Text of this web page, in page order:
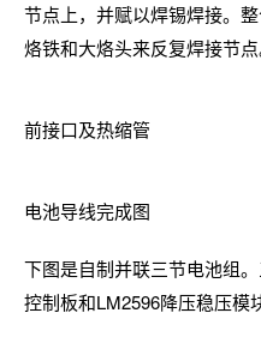
节点上，并赋以焊锡焊接。
烙铁和大烙头来反复焊接节点
前接口及热缩管
电池导线完成图
下图是自制并联三节电池组
控制板和LM2596降压稳压模